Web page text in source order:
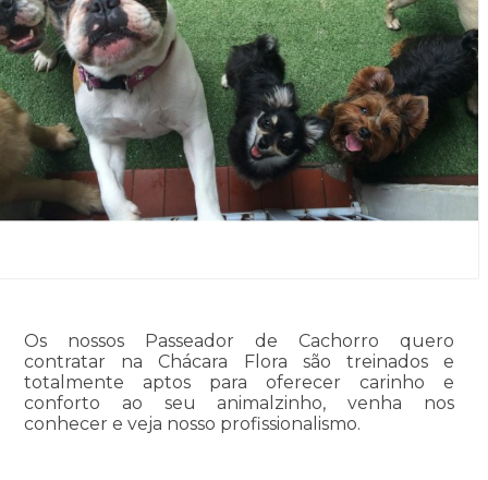
Os nossos Passeador de Cachorro quero
contratar na Chácara Flora são treinados e
totalmente aptos para oferecer carinho e
conforto ao seu animalzinho, venha nos
conhecer e veja nosso profissionalismo.